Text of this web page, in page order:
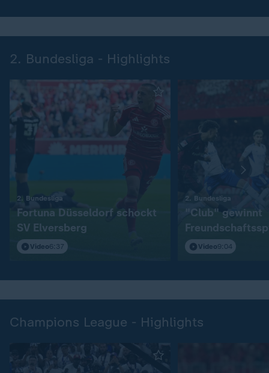
2. Bundesliga - Highlights
2. Bundesliga
Fortuna Düsseldorf schockt
SV Elversberg
Video6:37
2. Bundesliga
"Club" gewinnt
S04Video9:04
Champions League - Highlights